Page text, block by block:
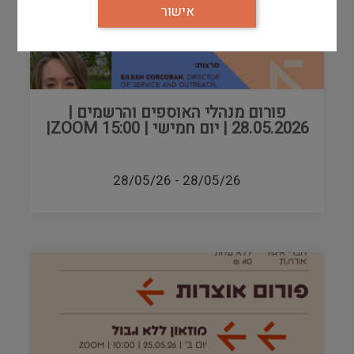
פורום מנהלי האוספים והרשמים |
28.05.2026 | יום חמישי | ZOOM 15:00|
28/05/26
-
28/05/26
אישור